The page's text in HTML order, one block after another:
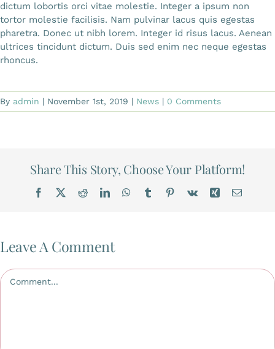
dictum lobortis orci vitae molestie. Integer a ipsum non
tortor molestie facilisis. Nam pulvinar lacus quis egestas
pharetra. Donec ut nibh lorem. Integer id risus lacus. Aenean
ultrices tincidunt dictum. Duis sed enim nec neque egestas
rhoncus.
By admin | November 1st, 2019 | News | 0 Comments
Share This Story, Choose Your Platform!
Facebook
X RedditLinkedInWhatsApp
TumblrPinterest
Vk Xing Email
Leave A Comment
Comment